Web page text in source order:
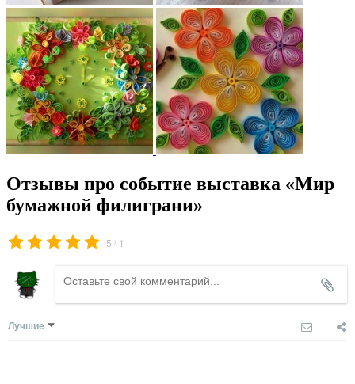
Отзывы про событие выставка «Мир
бумажной филиграни»
5 / 1
Лучшие